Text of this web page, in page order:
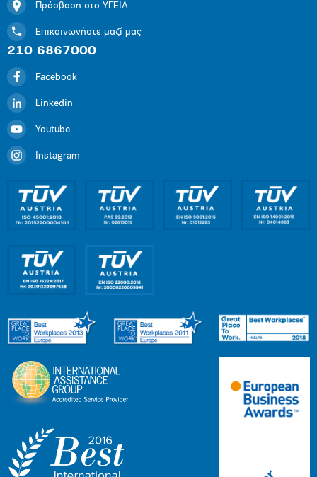
Πρόσβαση στο ΥΓΕΙΑ
Επικοινωνήστε μαζί μας
210 6867000
Facebook
Linkedin
Youtube
Instagram